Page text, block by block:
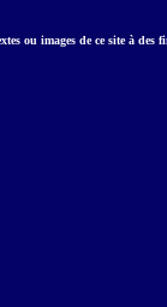
ou images de ce site à